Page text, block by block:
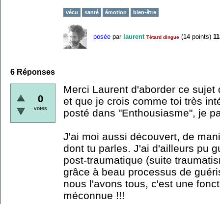
vécu santé émotion bien-être
posée par laurent Tétard dingue (14 points)
6 Réponses
0
votes
Merci Laurent d'aborder ce sujet
et que je crois comme toi très
posté dans "Enthousiasme", je
J'ai moi aussi découvert, de
dont tu parles. J'ai d'ailleurs pu
post-traumatique (suite
grâce à beau processus de
nous l'avons tous, c'est une
méconnue !!!